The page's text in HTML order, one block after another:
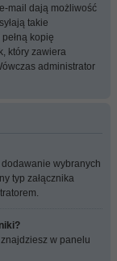
mail dają możliwość
takie
kopię
który zawiera
administrator
wybranych
typ załącznika
w panelu